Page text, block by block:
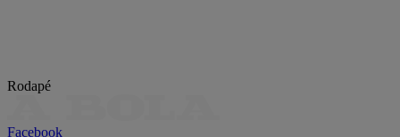
Rodapé
Facebook